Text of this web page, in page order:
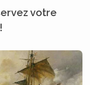
votre